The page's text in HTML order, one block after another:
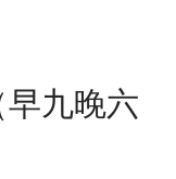
九晚六